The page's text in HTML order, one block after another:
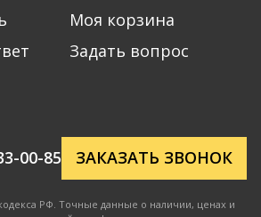
Моя корзина
Задать вопрос
00-85 ЗАКАЗАТЬ ЗВОНОК
РФ. Точные данные о наличии, ценах и